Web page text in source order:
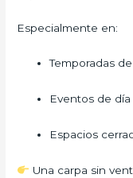
Especialmente en:
Temporadas
Eventos de día
Espacios
Una carpa sin